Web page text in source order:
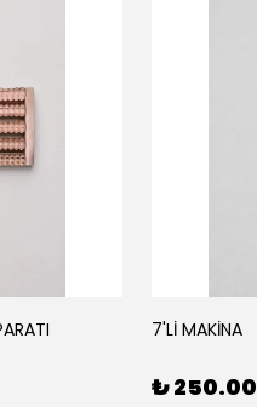
7'Lİ MAKİNA
₺ 250.00